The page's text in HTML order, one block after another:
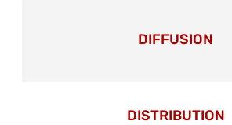
DIFFUSION
DISTRIBUTION